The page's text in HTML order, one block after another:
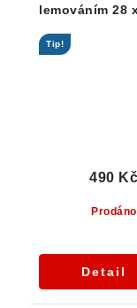
lemováním 28
Tip!
Prodáno
490 Kč
Detail